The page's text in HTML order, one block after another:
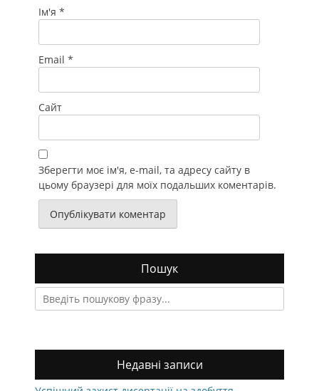
Ім'я *
Email *
Сайт
Зберегти моє ім'я, e-mail, та адресу сайту в
цьому браузері для моїх подальших коментарів.
Пошук
Search
for:
Недавні записи